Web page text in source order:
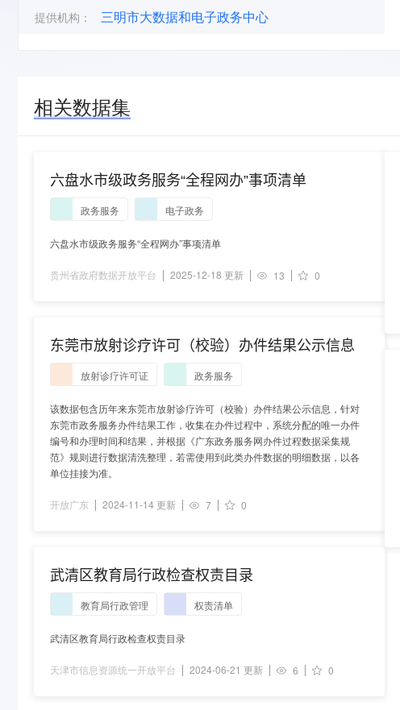
提供机构： 三明市大数据和电子政务中心
相关数据集
六盘水市级政务服务“全程网办”事项清单
政务服务 电子政务
六盘水市级政务服务“全程网办”事项清单
贵州省政府数据开放平台 2025-12-18 更新 13 0
东莞市放射诊疗许可（校验）办件结果公示信息
放射诊疗许可证 政务服务
该数据包含历年来东莞市放射诊疗许可（校验）办件结果公示信息，针对
东莞市政务服务办件结果工作，收集在办件过程中，系统分配的唯一办件
编号和办理时间和结果，并根据《广东政务服务网办件过程数据采集规
范》规则进行数据清洗整理，若需使用到此类办件数据的明细数据，以各
单位挂接为准。
开放广东 2024-11-14 更新 7 0
武清区教育局行政检查权责目录
教育局行政管理 权责清单
武清区教育局行政检查权责目录
天津市信息资源统一开放平台 2024-06-21 更新 6 0